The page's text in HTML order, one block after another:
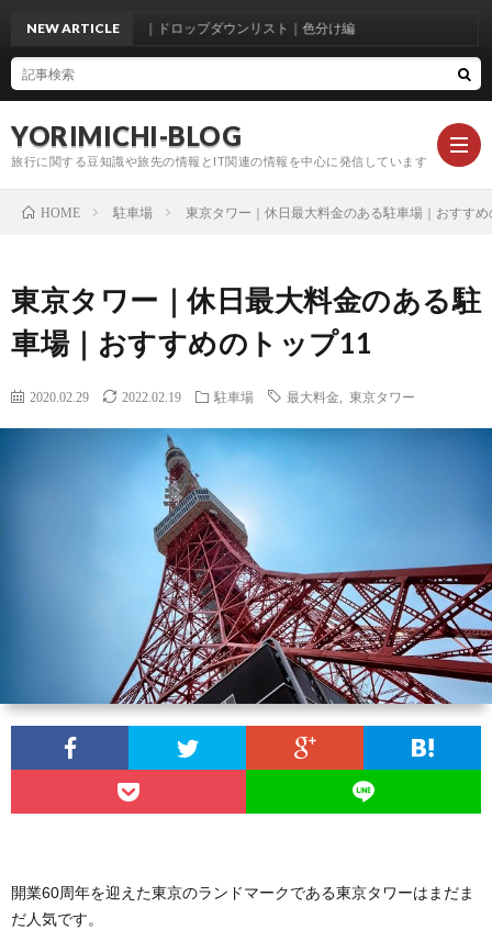
YORIMICHI-BLOG
旅行に関する豆知識や旅先の情報とIT関連の情報を中心に発信しています
ル
NEW ARTICLE
エクセル｜ドロップダウンリスト｜色分け編
HOME 駐車場 東京タワー｜休日最大料金のある駐車場｜おすす
東京タワー｜休日最大料金のある駐
車場｜おすすめのトップ11
2020.02.29 2022.02.19 駐車場 最大料金 東京タワー
開業60周年を迎えた東京のランドマークである東京タワーはまだま
だ人気です。